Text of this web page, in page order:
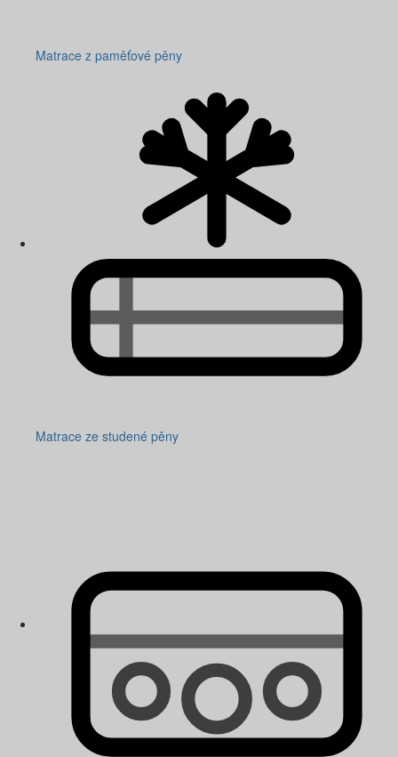
Matrace z paměťové pěny
Matrace ze studené pěny